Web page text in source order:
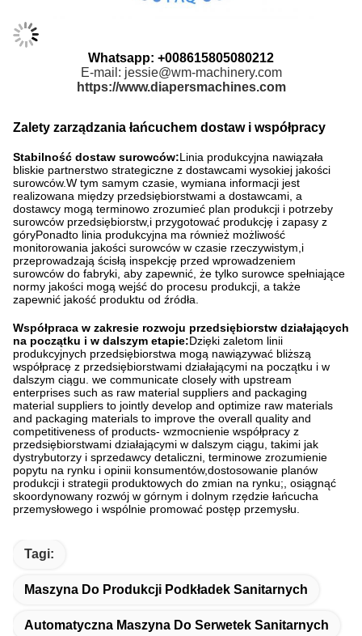
Whatsapp: +008615805080212
E-mail: jessie@wm-machinery.com
https://www.diapersmachines.com
Zalety zarządzania łańcuchem dostaw i współpracy
Stabilność dostaw surowców:Linia produkcyjna nawiązała
bliskie partnerstwo strategiczne z dostawcami wysokiej jakości
surowców.W tym samym czasie, wymiana informacji jest
realizowana między przedsiębiorstwami a dostawcami, a
dostawcy mogą terminowo zrozumieć plan produkcji i potrzeby
surowców przedsiębiorstw,i przygotować produkcję i zapasy z
góryPonadto linia produkcyjna ma również możliwość
monitorowania jakości surowców w czasie rzeczywistym,i
przeprowadzają ścisłą inspekcję przed wprowadzeniem
surowców do fabryki, aby zapewnić, że tylko surowce spełniające
normy jakości mogą wejść do procesu produkcji, a także
zapewnić jakość produktu od źródła.
Współpraca w zakresie rozwoju przedsiębiorstw działających
na początku i w dalszym etapie:Dzięki zaletom linii
produkcyjnych przedsiębiorstwa mogą nawiązywać bliższą
współpracę z przedsiębiorstwami działającymi na początku i w
dalszym ciągu. we communicate closely with upstream
enterprises such as raw material suppliers and packaging
material suppliers to jointly develop and optimize raw materials
and packaging materials to improve the overall quality and
competitiveness of products- wzmocnienie współpracy z
przedsiębiorstwami działającymi w dalszym ciągu, takimi jak
dystrybutorzy i sprzedawcy detaliczni, terminowe zrozumienie
popytu na rynku i opinii konsumentów,dostosowanie planów
produkcji i strategii produktowych do zmian na rynku;, osiągnąć
skoordynowany rozwój w górnym i dolnym rzędzie łańcucha
przemysłowego i wspólnie promować postęp przemysłu.
Tagi:
Maszyna Do Produkcji Podkładek Sanitarnych
Automatyczna Maszyna Do Serwetek Sanitarnych